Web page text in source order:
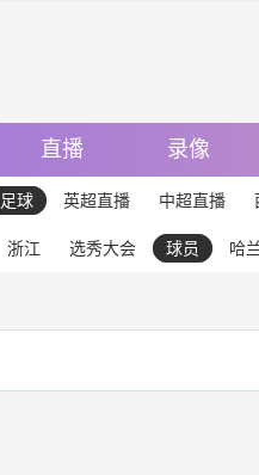
直播 录像
足球 英超直播 中超直播
浙江 选秀大会 球员 哈